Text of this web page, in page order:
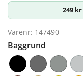
249 kr
Varenr: 147490
Baggrund